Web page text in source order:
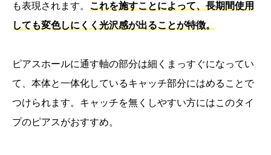
も表現されます。 これを施すことによって、長期間使用
しても変色しにくく光沢感が出ることが特徴。
ピアスホールに通す軸の部分は細くまっすぐになってい
て、本体と一体化しているキャッチ部分にはめることで
つけられます。キャッチを無くしやすい方にはこのタイ
プのピアスがおすすめ。